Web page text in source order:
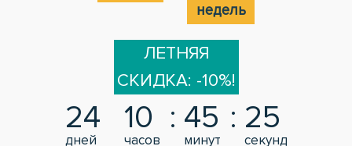
недель
ЛЕТНЯЯ
СКИДКА: -10%!
24
дней
10
часов
45
минут
25
секунд